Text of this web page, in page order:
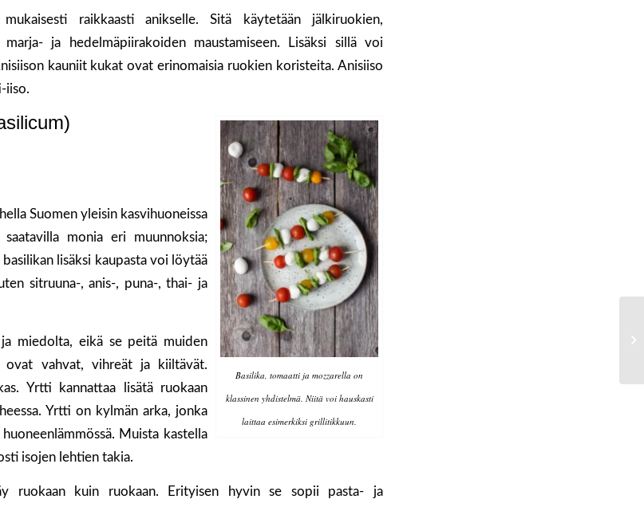
raikkaasti anikselle. Sitä käytetään jälkiruokien,
marja- ja hedelmäpiirakoiden maustamiseen. Lisäksi sillä voi
kauniit kukat ovat erinomaisia ruokien koristeita. Anisiiso
iiso.
Basilika, tomaatti ja mozzarella on
klassinen yhdistelmä. Niitä voi hauskasti
laittaa esimerkiksi grillitikkuun.
Suomen yleisin kasvihuoneissa
monia eri muunnoksia;
lisäksi kaupasta voi löytää
sitruuna-, anis-, puna-, thai- ja
ja miedolta, eikä se peitä muiden
ovat vahvat, vihreät ja kiiltävät.
Yrtti kannattaa lisätä ruokaan
Yrtti on kylmän arka, jonka
Muista kastella
isojen lehtien takia.
ruokaan kuin ruokaan. Erityisen hyvin se sopii pasta- ja